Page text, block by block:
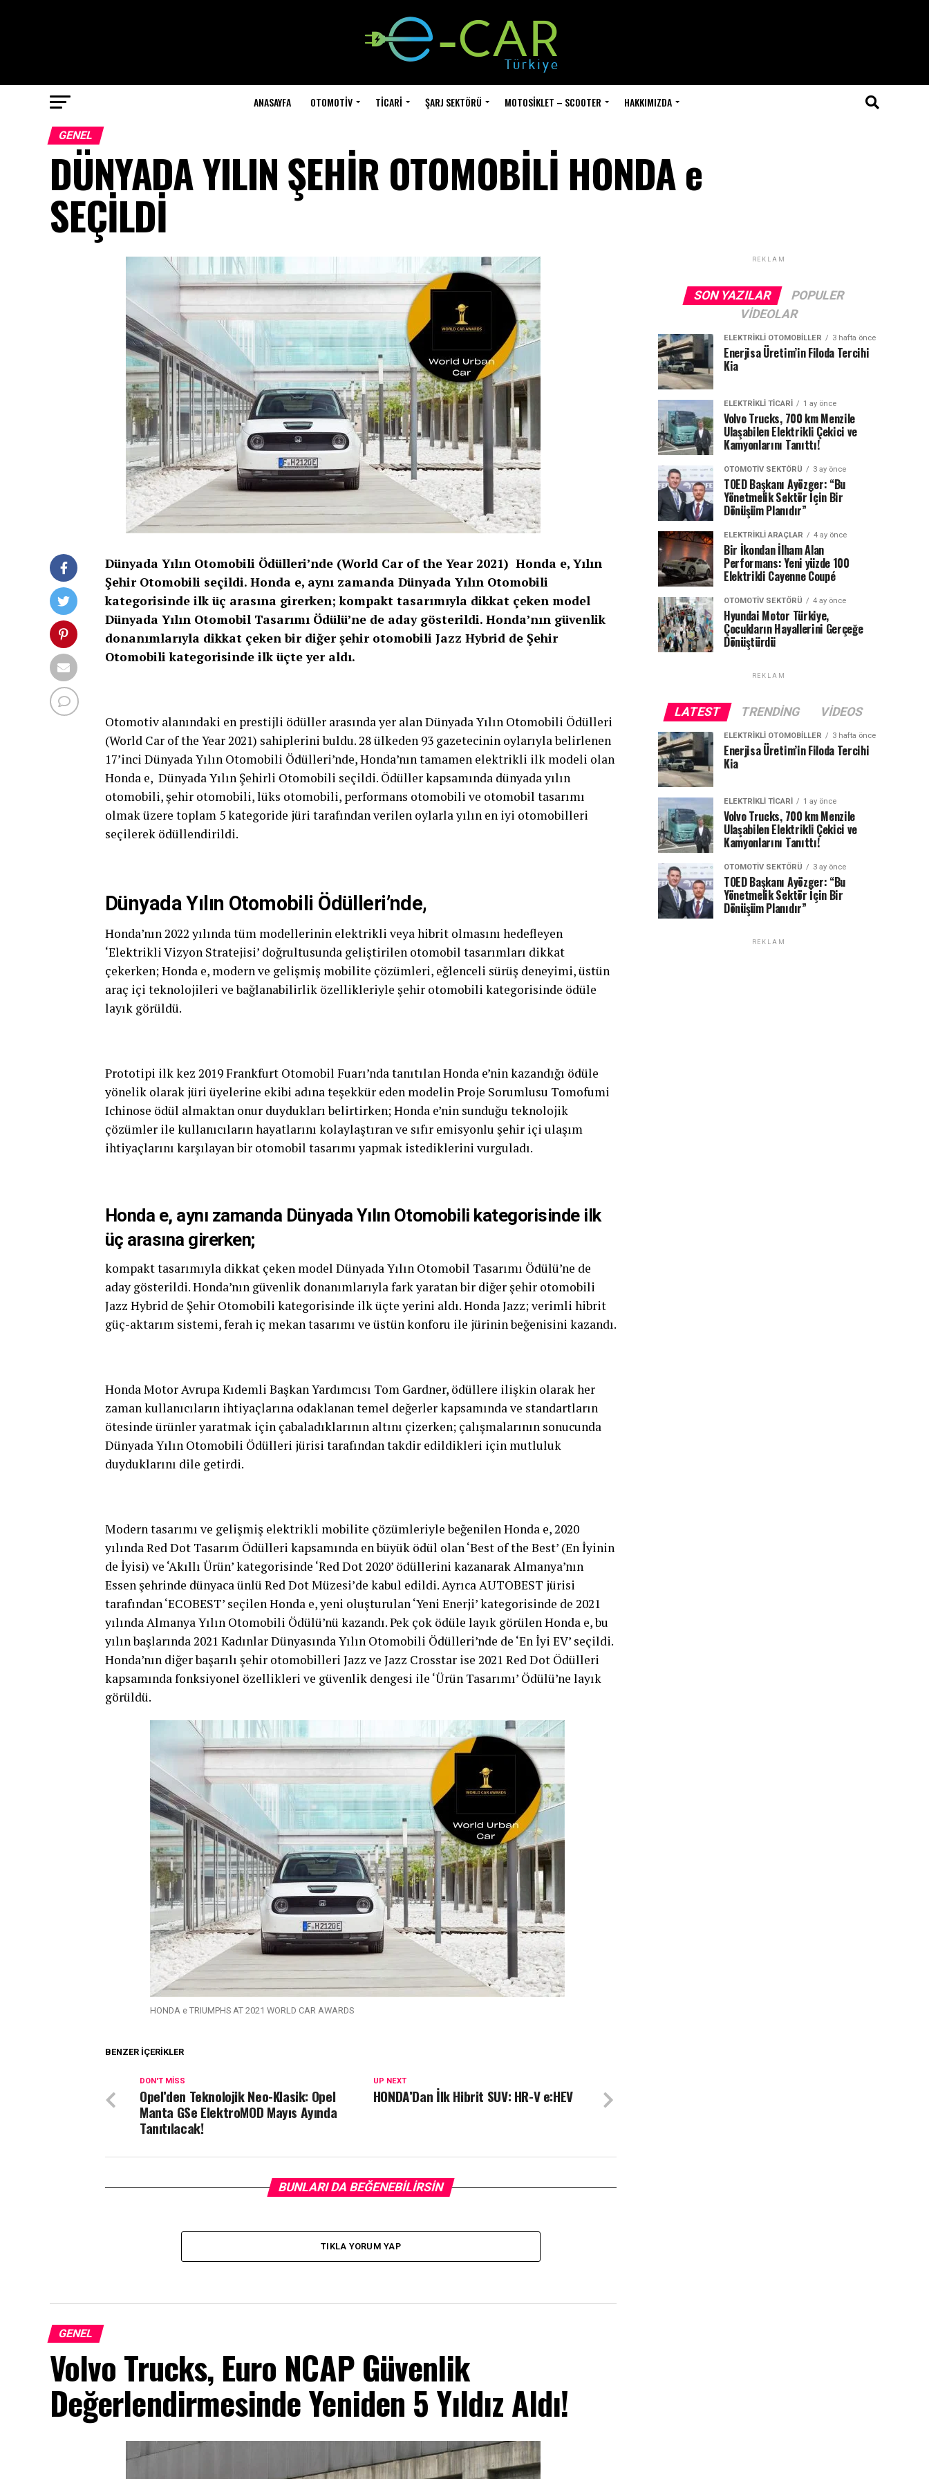
ANASAYFA OTOMOTIV TICARI ŞARJ SEKTÖRÜ MOTOSIKLET – SCOOTER HAKKIMIZDA
GENEL
DÜNYADA YILIN ŞEHİR OTOMOBİLİ HONDA e
SEÇİLDİ
Dünyada Yılın Otomobili Ödülleri’nde (World Car of the Year 2021) Honda e, Yılın
Şehir Otomobili seçildi. Honda e, aynı zamanda Dünyada Yılın Otomobili
kategorisinde ilk üç arasına girerken; kompakt tasarımıyla dikkat çeken model
Dünyada Yılın Otomobil Tasarımı Ödülü’ne de aday gösterildi. Honda’nın güvenlik
donanımlarıyla dikkat çeken bir diğer şehir otomobili Jazz Hybrid de Şehir
Otomobili kategorisinde ilk üçte yer aldı.
Otomotiv alanındaki en prestijli ödüller arasında yer alan Dünyada Yılın Otomobili Ödülleri
(World Car of the Year 2021) sahiplerini buldu. 28 ülkeden 93 gazetecinin oylarıyla belirlenen
17’inci Dünyada Yılın Otomobili Ödülleri’nde, Honda’nın tamamen elektrikli ilk modeli olan
Honda e, Dünyada Yılın Şehirli Otomobili seçildi. Ödüller kapsamında dünyada yılın
otomobili, şehir otomobili, lüks otomobili, performans otomobili ve otomobil tasarımı
olmak üzere toplam 5 kategoride jüri tarafından verilen oylarla yılın en iyi otomobilleri
seçilerek ödüllendirildi.
Dünyada Yılın Otomobili Ödülleri’nde,
Honda’nın 2022 yılında tüm modellerinin elektrikli veya hibrit olmasını hedefleyen
‘Elektrikli Vizyon Stratejisi’ doğrultusunda geliştirilen otomobil tasarımları dikkat
çekerken; Honda e, modern ve gelişmiş mobilite çözümleri, eğlenceli sürüş deneyimi, üstün
araç içi teknolojileri ve bağlanabilirlik özellikleriyle şehir otomobili kategorisinde ödüle
layık görüldü.
Prototipi ilk kez 2019 Frankfurt Otomobil Fuarı’nda tanıtılan Honda e’nin kazandığı ödüle
yönelik olarak jüri üyelerine ekibi adına teşekkür eden modelin Proje Sorumlusu Tomofumi
Ichinose ödül almaktan onur duydukları belirtirken; Honda e’nin sunduğu teknolojik
çözümler ile kullanıcıların hayatlarını kolaylaştıran ve sıfır emisyonlu şehir içi ulaşım
ihtiyaçlarını karşılayan bir otomobil tasarımı yapmak istediklerini vurguladı.
Honda e, aynı zamanda Dünyada Yılın Otomobili kategorisinde ilk
üç arasına girerken;
kompakt tasarımıyla dikkat çeken model Dünyada Yılın Otomobil Tasarımı Ödülü’ne de
aday gösterildi. Honda’nın güvenlik donanımlarıyla fark yaratan bir diğer şehir otomobili
Jazz Hybrid de Şehir Otomobili kategorisinde ilk üçte yerini aldı. Honda Jazz; verimli hibrit
güç-aktarım sistemi, ferah iç mekan tasarımı ve üstün konforu ile jürinin beğenisini kazandı.
Honda Motor Avrupa Kıdemli Başkan Yardımcısı Tom Gardner, ödüllere ilişkin olarak her
zaman kullanıcıların ihtiyaçlarına odaklanan temel değerler kapsamında ve standartların
ötesinde ürünler yaratmak için çabaladıklarının altını çizerken; çalışmalarının sonucunda
Dünyada Yılın Otomobili Ödülleri jürisi tarafından takdir edildikleri için mutluluk
duyduklarını dile getirdi.
Modern tasarımı ve gelişmiş elektrikli mobilite çözümleriyle beğenilen Honda e, 2020
yılında Red Dot Tasarım Ödülleri kapsamında en büyük ödül olan ‘Best of the Best’ (En İyinin
de İyisi) ve ‘Akıllı Ürün’ kategorisinde ‘Red Dot 2020’ ödüllerini kazanarak Almanya’nın
Essen şehrinde dünyaca ünlü Red Dot Müzesi’de kabul edildi. Ayrıca AUTOBEST jürisi
tarafından ‘ECOBEST’ seçilen Honda e, yeni oluşturulan ‘Yeni Enerji’ kategorisinde de 2021
yılında Almanya Yılın Otomobili Ödülü’nü kazandı. Pek çok ödüle layık görülen Honda e, bu
yılın başlarında 2021 Kadınlar Dünyasında Yılın Otomobili Ödülleri’nde de ‘En İyi EV’ seçildi.
Honda’nın diğer başarılı şehir otomobilleri Jazz ve Jazz Crosstar ise 2021 Red Dot Ödülleri
kapsamında fonksiyonel özellikleri ve güvenlik dengesi ile ‘Ürün Tasarımı’ Ödülü’ne layık
görüldü.
HONDA e TRIUMPHS AT 2021 WORLD CAR AWARDS
BENZER İÇERIKLER
UP NEXT
HONDA’Dan İlk Hibrit SUV: HR-V e:HEV
DON'T MISS
Opel’den Teknolojik Neo-Klasik: Opel
Manta GSe ElektroMOD Mayıs Ayında
Tanıtılacak!
BUNLARI DA BEĞENEBILIRSIN
TIKLA YORUM YAP
GENEL
Volvo Trucks, Euro NCAP Güvenlik
Değerlendirmesinde Yeniden 5 Yıldız Aldı!
REKLAM
SON YAZILAR
POPULER
VIDEOLAR
ELEKTRIKLI OTOMOBILLER 3 hafta önce
Enerjisa Üretim’in Filoda Tercihi
Kia
ELEKTRIKLI TICARI 1 ay önce
Volvo Trucks, 700 km Menzile
Ulaşabilen Elektrikli Çekici ve
Kamyonlarını Tanıttı!
OTOMOTIV SEKTÖRÜ 3 ay önce
TOED Başkanı Ayözger: “Bu
Yönetmelik Sektör İçin Bir
Dönüşüm Planıdır”
ELEKTRIKLI ARAÇLAR 4 ay önce
Bir İkondan İlham Alan
Performans: Yeni yüzde 100
Elektrikli Cayenne Coupé
OTOMOTIV SEKTÖRÜ 4 ay önce
Hyundai Motor Türkiye,
Çocukların Hayallerini Gerçeğe
Dönüştürdü
REKLAM
LATEST TRENDING VIDEOS
ELEKTRIKLI OTOMOBILLER 3 hafta önce
Enerjisa Üretim’in Filoda Tercihi
Kia
ELEKTRIKLI TICARI 1 ay önce
Volvo Trucks, 700 km Menzile
Ulaşabilen Elektrikli Çekici ve
Kamyonlarını Tanıttı!
OTOMOTIV SEKTÖRÜ 3 ay önce
TOED Başkanı Ayözger: “Bu
Yönetmelik Sektör İçin Bir
Dönüşüm Planıdır”
REKLAM